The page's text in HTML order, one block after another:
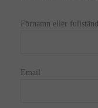
Förnamn eller
Email